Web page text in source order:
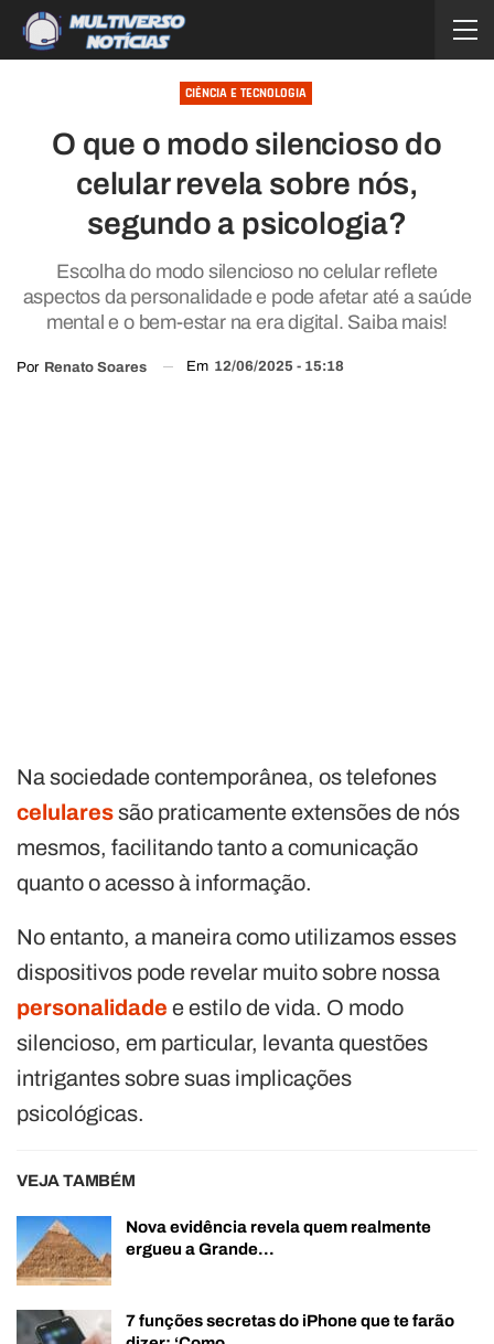
CIÊNCIA E TECNOLOGIA
O que o modo silencioso do
celular revela sobre nós,
segundo a psicologia?
Escolha do modo silencioso no celular reflete
aspectos da personalidade e pode afetar até a saúde
mental e o bem-estar na era digital. Saiba mais!
Por Renato Soares Em 12/06/2025 - 15:18
Na sociedade contemporânea, os telefones
celularessão praticamente extensões de nós
mesmos, facilitando tanto a comunicação
quanto o acesso à informação.
No entanto, a maneira como utilizamos esses
dispositivos pode revelar muito sobre nossa
personalidade e estilo de vida. O modo
silencioso, em particular, levanta questões
intrigantes sobre suas implicações
psicológicas.
VEJA TAMBÉM
Nova evidência revela quem realmente
ergueu a Grande…
7 funções secretas do iPhone que te farão